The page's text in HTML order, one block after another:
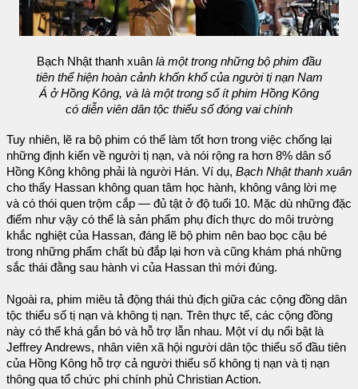
Bạch Nhật thanh xuân là một trong những bộ phim đầu
tiên thể hiện hoàn cảnh khốn khổ của người tị nạn Nam
Á ở Hồng Kông, và là một trong số ít phim Hồng Kông
có diễn viên dân tộc thiểu số đóng vai chính
Tuy nhiên, lẽ ra bộ phim có thể làm tốt hơn trong việc chống lại
những định kiến về người tị nạn, và nói rộng ra hơn 8% dân số
Hồng Kông không phải là người Hán. Ví dụ, Bạch Nhật thanh xuân
cho thấy Hassan không quan tâm học hành, không vâng lời mẹ
và có thói quen trộm cắp — đủ tật ở độ tuổi 10. Mặc dù những đặc
điểm như vậy có thể là sản phẩm phụ đích thực do môi trường
khắc nghiệt của Hassan, đáng lẽ bộ phim nên bao bọc cậu bé
trong những phẩm chất bù đắp lại hơn và cũng khám phá những
sắc thái đằng sau hành vi của Hassan thì mới đúng.
Ngoài ra, phim miêu tả động thái thù địch giữa các cộng đồng dân
tộc thiểu số tị nạn và không tị nạn. Trên thực tế, các cộng đồng
này có thể khá gắn bó và hỗ trợ lẫn nhau. Một ví dụ nổi bật là
Jeffrey Andrews, nhân viên xã hội người dân tộc thiểu số đầu tiên
của Hồng Kông hỗ trợ cả người thiểu số không tị nạn và tị nạn
thông qua tổ chức phi chính phủ Christian Action.